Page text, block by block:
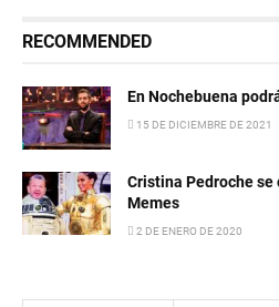
RECOMMENDED
En Nochebuena
15 DE DICIEMBRE DE 2021
Cristina Pedroche
Memes
2 DE ENERO DE 2020